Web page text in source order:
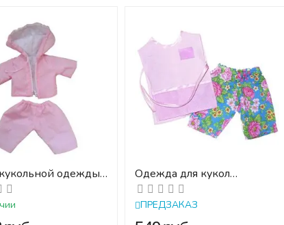
одежды
И ШТАНЫ
Одежда для кукол
ПАРИКМАХЕР
ПРЕДЗАКАЗ